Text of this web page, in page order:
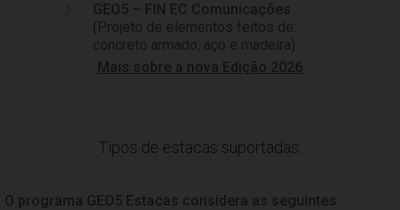
GEO5 – FIN EC Comunicações
(Projeto de elementos feitos de:
concreto armado, aço e madeira)
Mais sobre a nova Edição 2026
Tipos de estacas suportadas:
O programa GEO5 Estacas considera as seguintes